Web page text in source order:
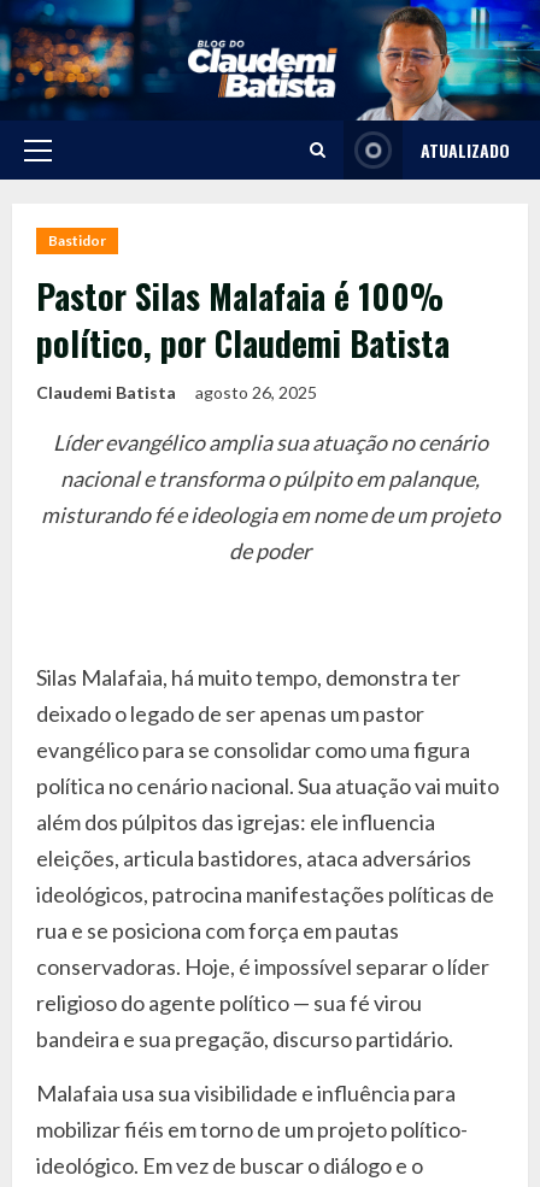
Skip
to
content
Primary
ATUALIZADO
Bastidor
Pastor Silas Malafaia é 100%
político, por Claudemi Batista
Claudemi Batista agosto 26, 2025
Líder evangélico amplia sua atuação no cenário
nacional e transforma o púlpito em palanque,
misturando fé e ideologia em nome de um projeto
de poder
Silas Malafaia, há muito tempo, demonstra ter
deixado o legado de ser apenas um pastor
evangélico para se consolidar como uma figura
política no cenário nacional. Sua atuação vai muito
além dos púlpitos das igrejas: ele influencia
eleições, articula bastidores, ataca adversários
ideológicos, patrocina manifestações políticas de
rua e se posiciona com força em pautas
conservadoras. Hoje, é impossível separar o líder
religioso do agente político — sua fé virou
bandeira e sua pregação, discurso partidário.
Malafaia usa sua visibilidade e influência para
mobilizar fiéis em torno de um projeto político-
ideológico. Em vez de buscar o diálogo e o